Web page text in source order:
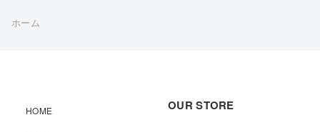
ホーム
HOME OUR STORE